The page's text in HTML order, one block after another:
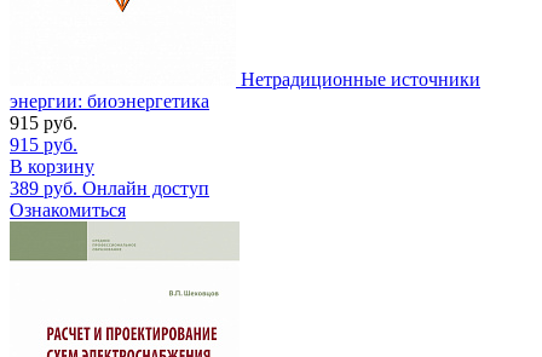
Нетрадиционные источники
энергии: биоэнергетика
915 руб.
915 руб.
В корзину
389 руб. Онлайн доступ
Ознакомиться